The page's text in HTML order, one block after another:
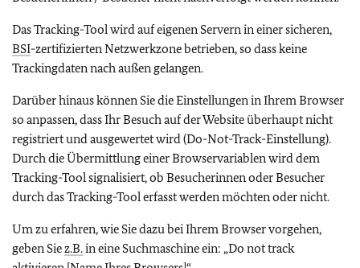
DasTracking-Toolwird auf eigenen Servern in einer sicheren,
BSI-zertifizierten Netzwerkzone betrieben, so dass keine
Trackingdaten nach außen gelangen.
Darüber hinaus können Sie die Einstellungen in Ihrem Browser
so anpassen, dass Ihr Besuch auf der Website überhaupt nicht
registriert und ausgewertet wird (Do-Not-Track-Einstellung).
Durch die Übermittlung einer Browservariablen wird dem
Tracking-Tool signalisiert, ob Besucherinnen oder Besucher
durch dasTracking-Toolerfasst werden möchten oder nicht.
Um zu erfahren, wie Sie dazu bei Ihrem Browser vorgehen,
geben Siez.B.in eine Suchmaschine ein: „Do not track